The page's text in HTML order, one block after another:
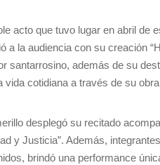
acto que tuvo lugar en abril de
a la audiencia con su creación
santarrosino, además de su
vida cotidiana a través de su
desplegó su recitado
y Justicia”. Además,
brindó una performance